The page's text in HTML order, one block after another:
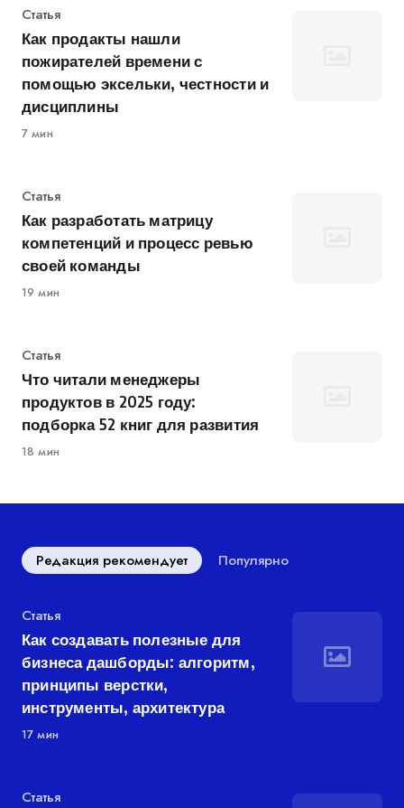
Категория
Статья
Как продакты нашли
пожирателей времени с
помощью эксельки, честности и
дисциплины
7 мин
Категория
Статья
Как разработать матрицу
компетенций и процесс ревью
своей команды
19 мин
Категория
Статья
Что читали менеджеры
продуктов в 2025 году:
подборка 52 книг для развития
18 мин
Редакция рекомендует Популярно
Категория
Статья
Как создавать полезные для
бизнеса дашборды: алгоритм,
принципы верстки,
инструменты, архитектура
17 мин
Категория
Статья